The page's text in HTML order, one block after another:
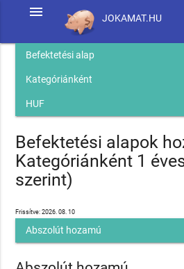
JOKAMAT.HU
menu
Befektetési alap
Kategóriánként
HUF
Befektetési alapok
Kategóriánként 1
szerint)
Frissítve: 2026. 08. 10
Abszolút hozamú